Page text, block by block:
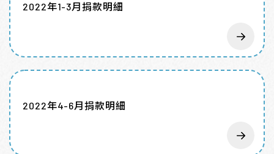
2022年1-3月捐款明細
2022年4-6月捐款明細